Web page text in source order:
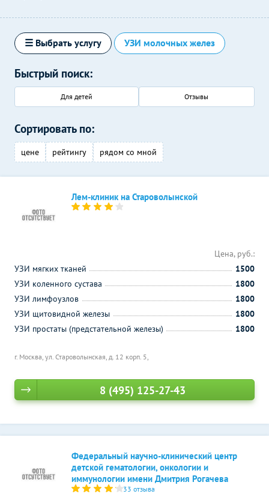
☰ Выбрать услугу УЗИ молочных желез
Быстрый поиск:
Для детей Отзывы
Сортировать по:
цене рейтингу рядом со мной
Лем-клиник на Староволынской
г. Москва, ул. Староволынская, д. 12 корп. 5,
Цена, руб.:
УЗИ мягких тканей
1500
УЗИ коленного сустава
1800
УЗИ лимфоузлов
1800
УЗИ щитовидной железы
1800
УЗИ простаты (предстательной железы)
1800
8 (495) 125-27-43
Федеральный научно-клинический центр
детской гематологии, онкологии и
иммунологии имени Дмитрия Рогачева
33 отзыва